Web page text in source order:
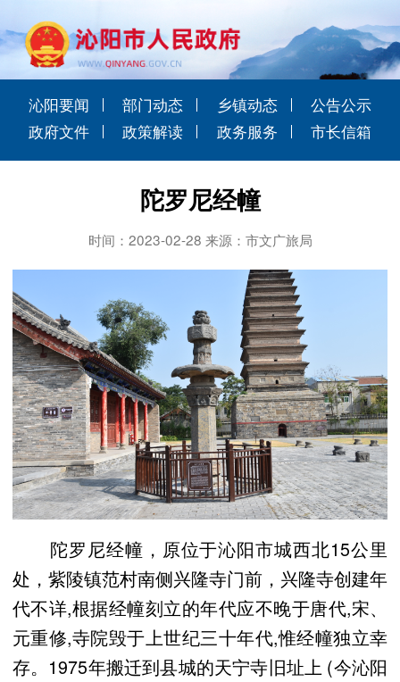
沁阳要闻 部门动态 乡镇动态
公告公示
政府文件
政策解读 政务服务 市长信箱
陀罗尼经幢
时间：2023-02-28 来源：市文广旅局
陀罗尼经幢，原位于沁阳市城西北15公里
处，紫陵镇范村南侧兴隆寺门前，兴隆寺创建年
代不详,根据经幢刻立的年代应不晚于唐代,宋、
元重修,寺院毁于上世纪三十年代,惟经幢独立幸
存。1975年搬迁到县城的天宁寺旧址上 (今沁阳